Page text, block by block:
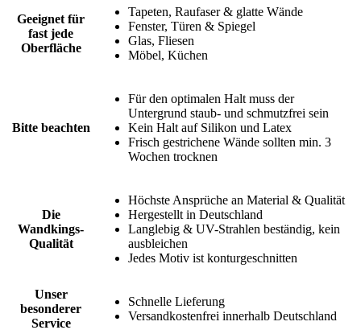
Geeignet für
fast jede
Oberfläche
Tapeten, Raufaser & glatte Wände
Fenster, Türen & Spiegel
Glas, Fliesen
Möbel, Küchen
Bitte beachten
Für den optimalen Halt muss der
Untergrund staub- und schmutzfrei sein
Kein Halt auf Silikon und Latex
Frisch gestrichene Wände sollten min. 3
Wochen trocknen
Die
Wandkings-
Qualität
Höchste Ansprüche an Material & Qualität
Hergestellt in Deutschland
Langlebig & UV-Strahlen beständig, kein
ausbleichen
Jedes Motiv ist konturgeschnitten
Unser
besonderer
Service
Schnelle Lieferung
Versandkostenfrei innerhalb Deutschland